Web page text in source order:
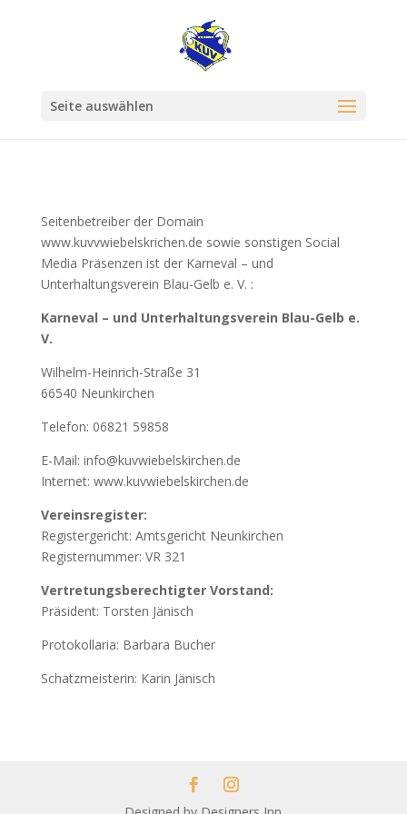
Seite auswählen
Seitenbetreiber der Domain
www.kuvvwiebelskrichen.de sowie sonstigen Social
Media Präsenzen ist der Karneval – und
Unterhaltungsverein Blau-Gelb e. V. :
Karneval – und Unterhaltungsverein Blau-Gelb e.
V.
Wilhelm-Heinrich-Straße 31
66540 Neunkirchen
Telefon: 06821 59858
E-Mail: info@kuvwiebelskirchen.de
Internet: www.kuvwiebelskirchen.de
Vereinsregister:
Registergericht: Amtsgericht Neunkirchen
Registernummer: VR 321
Vertretungsberechtigter Vorstand:
Präsident: Torsten Jänisch
Protokollaria: Barbara Bucher
Schatzmeisterin: Karin Jänisch